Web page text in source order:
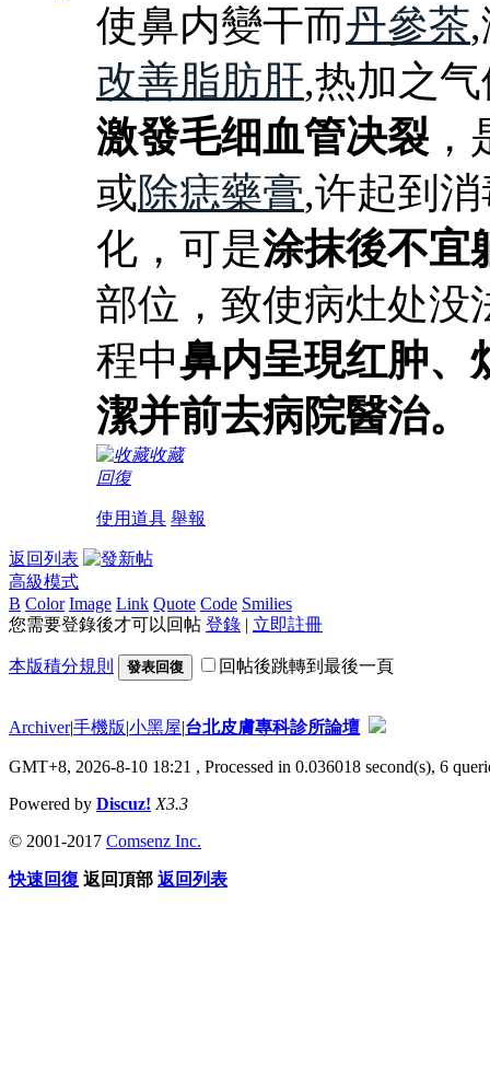
使鼻内變干而丹參茶
改善脂肪肝,热加之
激發毛细血管决裂
或除痣藥膏,许起到
化，可是涂抹後不宜
部位，致使病灶处没
程中鼻内呈現红肿、
潔并前去病院醫治。
收藏
回復
使用道具 舉報
返回列表
高級模式
B Color Image Link Quote Code Smilies
您需要登錄後才可以回帖 登錄 | 立即註冊
本版積分規則 發表回復 回帖後跳轉到最後一頁
Archiver|手機版|小黑屋|台北皮膚專科診所論壇
GMT+8, 2026-8-10 18:21 , Processed in 0.036018 second(s), 6
Powered by Discuz! X3.3
© 2001-2017 Comsenz Inc.
快速回復 返回頂部 返回列表